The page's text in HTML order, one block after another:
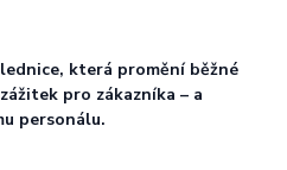
která promění běžné
pro zákazníka – a
personálu.